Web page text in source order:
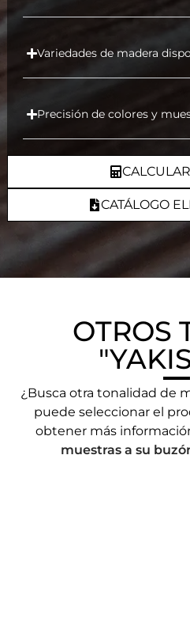
Variedades de madera
Precisión de colores y
CATÁLOGO
OTROS
¿Busca otra tonalidad de
puede seleccionar el
obtener más
muestras a su